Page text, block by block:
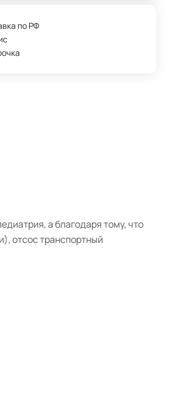
по РФ
а благодаря тому, что
отсос транспортный